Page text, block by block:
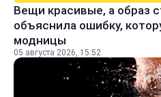
Вещи красивые, а образ
объяснила ошибку,
модницы
05 августа 2026, 15:52